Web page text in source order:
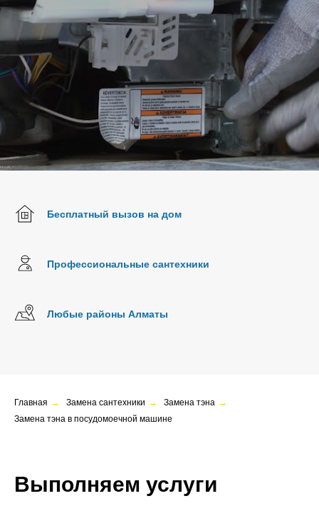
Бесплатный вызов на дом
Профессиональные сантехники
Любые районы Алматы
Главная → Замена сантехники → Замена тэна →
Замена тэна в посудомоечной машине
Выполняем услуги